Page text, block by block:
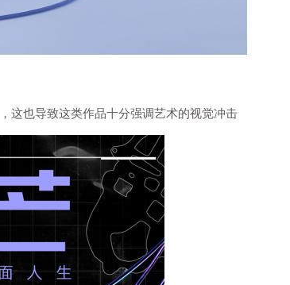
这也导致这类作品十分强调艺术的视觉冲击